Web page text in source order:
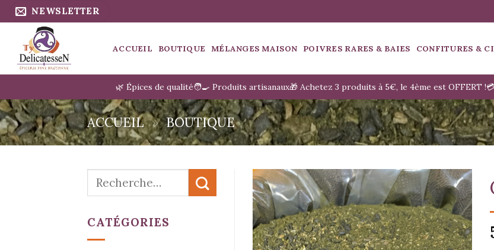
Passer
au
contenu
NEWSLETTER
ACCUEIL BOUTIQUE MÉLANGES MAISON POIVRES RARES & BAIES CONFITURES &
🌿 Épices de qualité🧑‍🍳 Produits artisanaux🎁 Achetez 3 produits à 5€, le 4ème est OFFERT !
ACCUEIL » BOUTIQUE
Recherche
CATÉGORIES